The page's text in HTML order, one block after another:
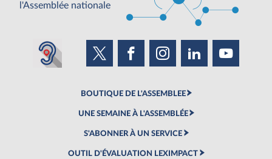
l'Assemblée nationale
BOUTIQUE DE L'ASSEMBLEE
UNE SEMAINE À L'ASSEMBLÉE
S'ABONNER À UN SERVICE
OUTIL D'ÉVALUATION LEXIMPACT